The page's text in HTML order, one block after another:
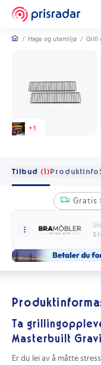
/ Hage og utemiljø / Grill
+1
Tilbud (1)Produktinfo
Gratis
Ta
Masterbuilt
Er du lei av å måtte